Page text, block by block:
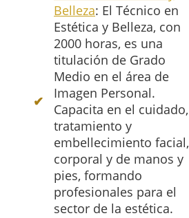
Belleza: El Técnico en
Estética y Belleza, con
2000 horas, es una
titulación de Grado
Medio en el área de
Imagen Personal.
Capacita en el cuidado,
tratamiento y
embellecimiento facial,
corporal y de manos y
pies, formando
profesionales para el
sector de la estética.